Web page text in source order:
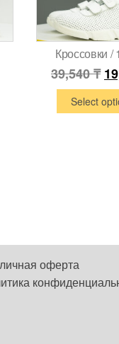
Кроссовки /
39,540₸
Select
оферта